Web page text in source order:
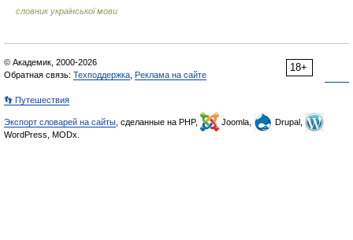
словник української мови
18+
© Академик, 2000-2026
Обратная связь: Техподдержка Реклама на сайте
👣 Путешествия
Экспорт словарей на сайты , сделанные на PHP, Joomla,
Drupal,
WordPress, MODx.